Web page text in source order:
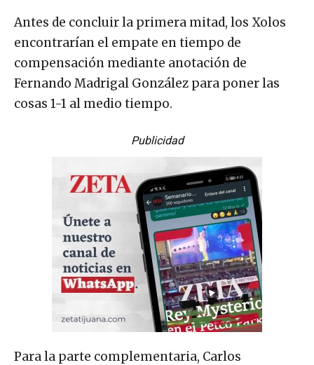
Antes de concluir la primera mitad, los Xolos
encontrarían el empate en tiempo de
compensación mediante anotación de
Fernando Madrigal González para poner las
cosas 1-1 al medio tiempo.
Publicidad
Para la parte complementaria, Carlos